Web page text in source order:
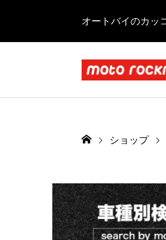
オートバイのカッ
ショップ